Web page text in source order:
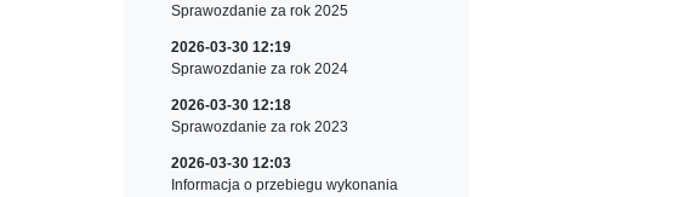
Sprawozdanie za rok 2025
2026-03-30 12:19
Sprawozdanie za rok 2024
2026-03-30 12:18
Sprawozdanie za rok 2023
2026-03-30 12:03
Informacja o przebiegu wykonania